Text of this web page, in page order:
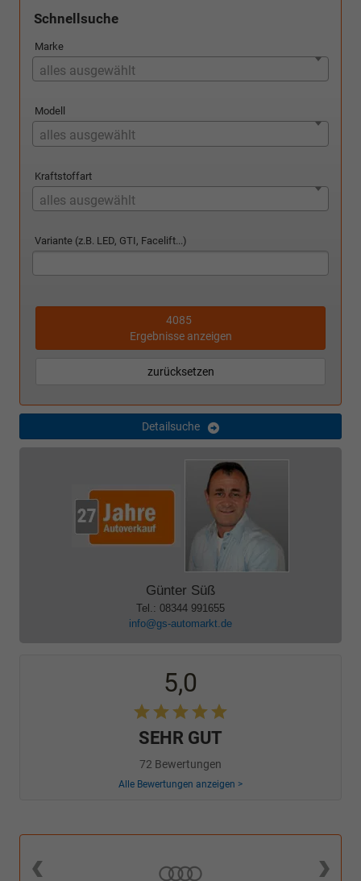
Schnellsuche
Marke
alles ausgewählt
Modell
alles ausgewählt
Kraftstoffart
alles ausgewählt
Variante (z.B. LED, GTI, Facelift...)
4085
Ergebnisse anzeigen
zurücksetzen
Detailsuche
Günter Süß
Tel.: 08344 991655
info@gs-automarkt.de
5,0
SEHR GUT
72 Bewertungen
Alle Bewertungen anzeigen >